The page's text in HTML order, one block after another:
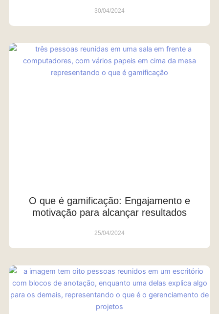
30/04/2024
O que é gamificação: Engajamento e
motivação para alcançar resultados
25/04/2024